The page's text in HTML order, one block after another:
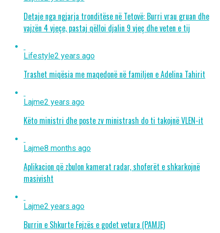
Detaje nga ngjarja tronditëse në Tetovë: Burri vrau gruan dhe
vajzën 4 vjeçe, pastaj qëlloi djalin 9 vjeç dhe veten e tij
Lifestyle2 years ago
Trashet miqësia me maqedonë në familjen e Adelina Tahirit
Lajme2 years ago
Këto ministri dhe poste zv ministrash do ti takojnë VLEN-it
Lajme8 months ago
Aplikacion që zbulon kamerat radar, shoferët e shkarkojnë
masivisht
Lajme2 years ago
Burrin e Shkurte Fejzës e godet vetura (PAMJE)